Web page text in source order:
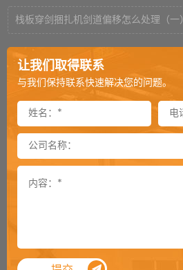
栈板穿剑捆扎机剑道偏移怎么处理（一）
封箱机可以倒过来当开箱机用吗
封箱机侧帖可以加到多长
卸垛机是一款特殊的机器吗
通过式覆顶膜机选购须知
顶升旋转机用气缸还是用电机
真空包装机有异响如何解决
让我们取得联系
与我们保持联系快速解决您的问题。